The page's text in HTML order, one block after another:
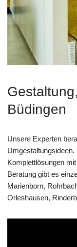
Büdingen
Unsere Experten
Komplettlösungen
Beratung gibt es
Marienborn,
Orleshausen,